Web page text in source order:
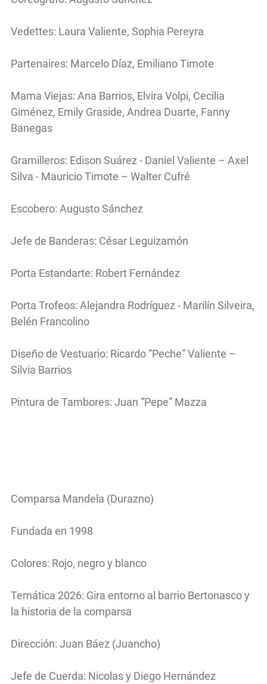
Vedettes: Laura Valiente, Sophia Pereyra
Partenaires: Marcelo Díaz, Emiliano Timote
Mama Viejas: Ana Barrios, Elvira Volpi, Cecilia
Giménez, Emily Graside, Andrea Duarte, Fanny
Banegas
Gramilleros: Edison Suárez - Daniel Valiente – Axel
Silva - Mauricio Timote – Walter Cufré
Escobero: Augusto Sánchez
Jefe de Banderas: César Leguizamón
Porta Estandarte: Robert Fernández
Porta Trofeos: Alejandra Rodríguez - Marilín Silveira,
Belén Francolino
Diseño de Vestuario: Ricardo “Peche” Valiente –
Silvia Barrios
Pintura de Tambores: Juan “Pepe” Mazza
Comparsa Mandela (Durazno)
Fundada en 1998
Colores: Rojo, negro y blanco
Temática 2026: Gira entorno al barrio Bertonasco y
la historia de la comparsa
Dirección: Juan Báez (Juancho)
Jefe de Cuerda: Nicolas y Diego Hernández